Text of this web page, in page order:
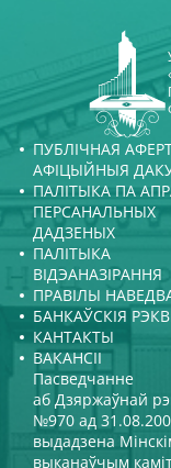
ПУБЛІЧНАЯ
АФІЦЫЙНЫЯ
ПАЛІТЫКА ПА
ПЕРСАНАЛЬНЫХ
ДАДЗЕНЫХ
ПАЛІТЫКА
ВІДЭАНАЗІРАННЯ
ПРАВІЛЫ
БАНКАЎСКІЯ
КАНТАКТЫ
ВАКАНСІІ
Пасведчанне
аб Дзяржаўнай
№970 ад
выдадзена
выканаўчым